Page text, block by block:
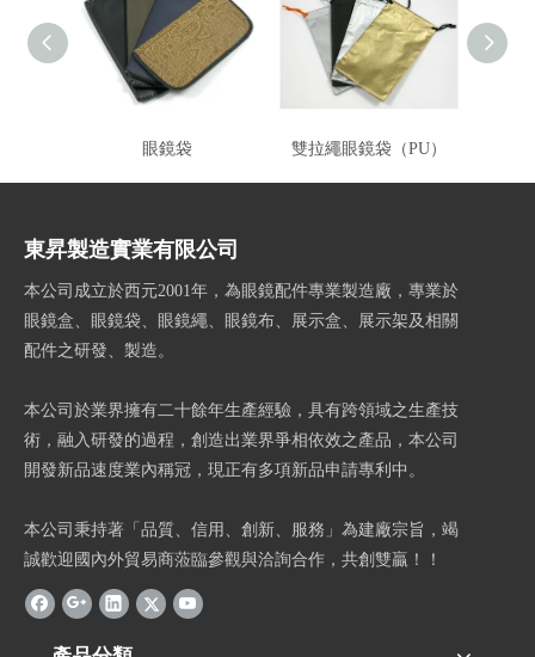
眼鏡袋 雙拉繩眼鏡袋（PU）
東昇製造實業有限公司
本公司成立於西元2001年，為眼鏡配件專業製造廠，專業於
眼鏡盒、眼鏡袋、眼鏡繩、眼鏡布、展示盒、展示架及相關
配件之研發、製造。
本公司於業界擁有二十餘年生產經驗，具有跨領域之生產技
術，融入研發的過程，創造出業界爭相依效之產品，本公司
開發新品速度業內稱冠，現正有多項新品申請專利中。
本公司秉持著「品質、信用、創新、服務」為建廠宗旨，竭
誠歡迎國內外貿易商蒞臨參觀與洽詢合作，共創雙贏！！